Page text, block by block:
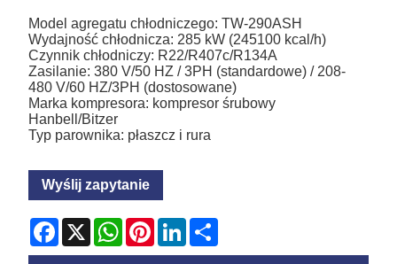
Model agregatu chłodniczego: TW-290ASH
Wydajność chłodnicza: 285 kW (245100 kcal/h)
Czynnik chłodniczy: R22/R407c/R134A
Zasilanie: 380 V/50 HZ / 3PH (standardowe) / 208-
480 V/60 HZ/3PH (dostosowane)
Marka kompresora: kompresor śrubowy
Hanbell/Bitzer
Typ parownika: płaszcz i rura
Wyślij zapytanie
Facebook
X WhatsApp
PinterestLinkedIn